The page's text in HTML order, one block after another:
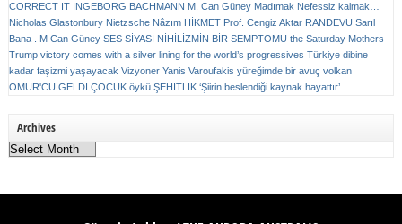
CORRECT IT INGEBORG BACHMANN M. Can Güney Madımak Nefessiz kalmak…
Nicholas Glastonbury Nietzsche Nâzım HİKMET Prof. Cengiz Aktar RANDEVU Sarıl
Bana . M Can Güney SES SİYASİ NİHİLİZMİN BİR SEMPTOMU the Saturday Mothers
Trump victory comes with a silver lining for the world’s progressives Türkiye dibine
kadar faşizmi yaşayacak Vizyoner Yanis Varoufakis yüreğimde bir avuç volkan
ÖMÜR'CÜ GELDİ ÇOCUK öykü ŞEHİTLİK ‘Şiirin beslendiği kaynak hayattır’
Archives
Archives